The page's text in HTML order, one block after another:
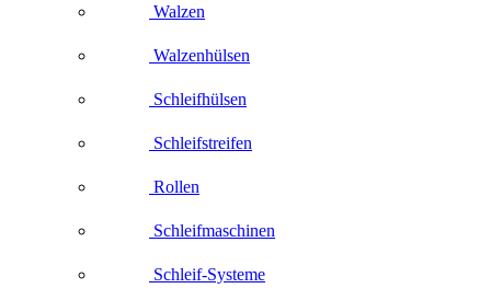
Walzen
Walzenhülsen
Schleifhülsen
Schleifstreifen
Rollen
Schleifmaschinen
Schleif-Systeme